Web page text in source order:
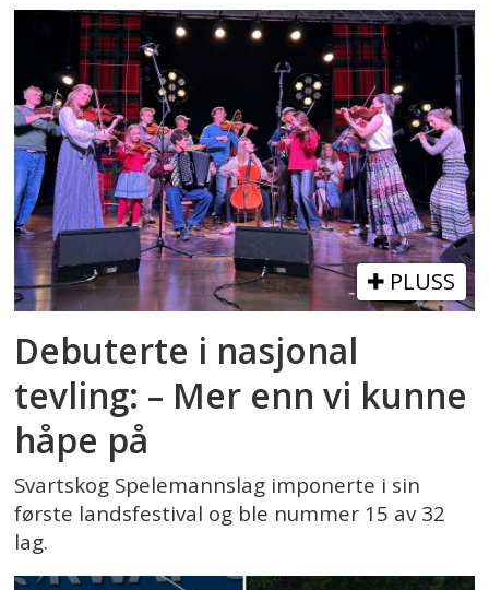
PLUSS
Debuterte i nasjonal
tevling: – Mer enn vi kunne
håpe på
Svartskog Spelemannslag imponerte i sin
første landsfestival og ble nummer 15 av 32
lag.